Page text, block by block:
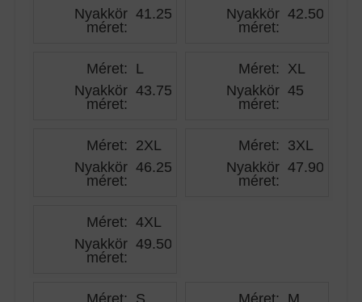
Nyakkör
méret:
41.25
Nyakkör
méret:
42.50
Méret: L
Nyakkör
méret:
43.75
Méret: XL
Nyakkör
méret:
45
Méret: 2XL
Nyakkör
méret:
46.25
Méret: 3XL
Nyakkör
méret:
47.90
Méret: 4XL
Nyakkör
méret:
49.50